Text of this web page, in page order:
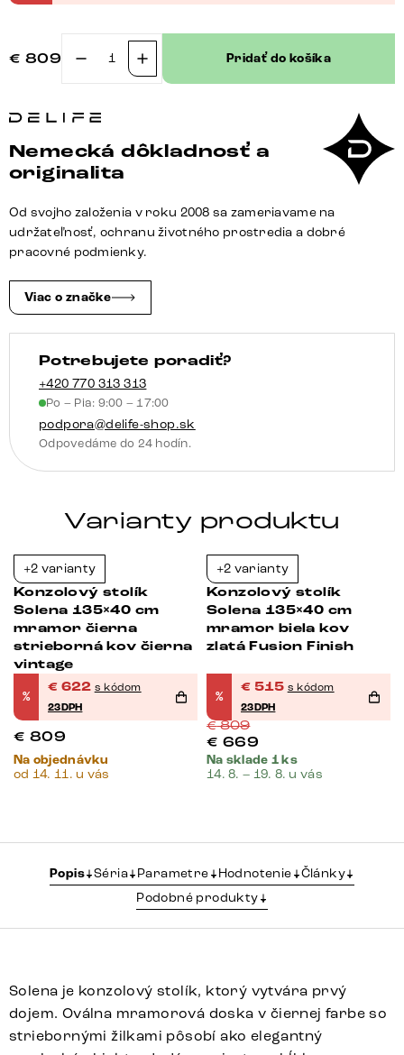
€ 809
množstvo
stolík
135x40
cm
mramor
čierna
strieborná
zlatá
Fusion
povrchová
úprava
Pridať do košíka
Nemecká dôkladnosť a
originalita
Od svojho založenia v roku 2008 sa zameriavame na
udržateľnosť, ochranu životného prostredia a dobré
pracovné podmienky.
Viac o značke
Potrebujete poradiť?
+420 770 313 313
Po – Pia: 9:00 – 17:00
podpora@delife-shop.sk
Odpovedáme do 24 hodín.
Varianty produktu
+2 varianty
Konzolový stolík
Solena 135×40 cm
mramor čierna
strieborná kov čierna
vintage
%
€ 622 s kódom
23DPH
€ 809
Na objednávku
od 14. 11. u vás
+2 varianty
Konzolový stolík
Solena 135×40 cm
mramor biela kov
zlatá Fusion Finish
%
€ 515 s kódom
23DPH
€809
€ 669
Na sklade 1 ks
14. 8. – 19. 8. u vás
Popis Séria Parametre Hodnotenie
Články
Podobné produkty
Solena je konzolový stolík, ktorý vytvára prvý
dojem. Oválna mramorová doska v čiernej farbe so
striebornými žilkami pôsobí ako elegantný